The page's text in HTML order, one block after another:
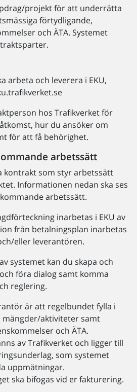
projekt för att underrätta
förtydligande,
och ÄTA. Systemet
arbeta och leverera i EKU,
hos Trafikverket för
hur du ansöker om
för att få behörighet.
arbetssätt
kontrakt som styr arbetssätt
Informationen nedan ska ses
arbetssätt.
inarbetas i EKU av
från betalningsplan inarbetas
eller leverantören.
systemet kan du skapa och
föra dialog samt komma
reglering.
är att regelbundet fylla i
aktiviteter samt
och ÄTA.
av Trafikverket och ligger till
som systemet
uppmätningar.
ska bifogas vid er fakturering.